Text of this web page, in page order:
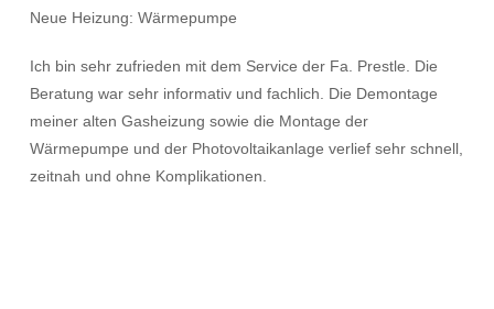
Neue Heizung: Wärmepumpe
Ich bin sehr zufrieden mit dem Service der Fa. Prestle. Die
Beratung war sehr informativ und fachlich. Die Demontage
meiner alten Gasheizung sowie die Montage der
Wärmepumpe und der Photovoltaikanlage verlief sehr schnell,
zeitnah und ohne Komplikationen.